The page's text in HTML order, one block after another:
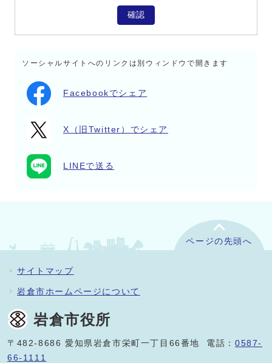
確認
ソーシャルサイトへのリンクは別ウィンドウで開きます
Facebookでシェア
X（旧Twitter）でシェア
LINEで送る
ページの先頭へ
サイトマップ
岩倉市ホームページについて
岩倉市役所
〒482-8686 愛知県岩倉市栄町一丁目66番地 電話：0587-
66-1111